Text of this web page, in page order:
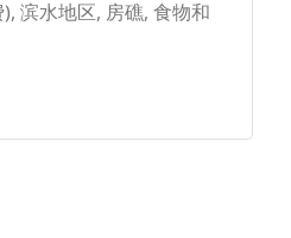
滨水地区, 房礁, 食物和